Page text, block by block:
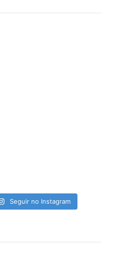
Seguir no Instagram